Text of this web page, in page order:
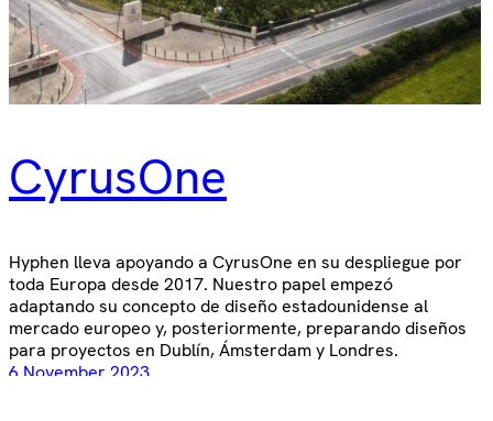
CyrusOne
Hyphen lleva apoyando a CyrusOne en su despliegue por
toda Europa desde 2017. Nuestro papel empezó
adaptando su concepto de diseño estadounidense al
mercado europeo y, posteriormente, preparando diseños
para proyectos en Dublín, Ámsterdam y Londres.
6 November 2023